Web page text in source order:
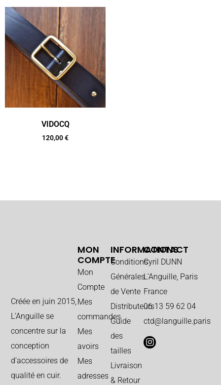
VIDOCQ
120,00€
Créée en juin 2015,
L’Anguille se
concentre sur la
conception
d’accessoires de
qualité en cuir.
INFORMATIONS
Conditions
Générales
de Vente
Distributeurs
Guide
des
tailles
Livraison
& Retour
MON
COMPTE
Mon
Compte
Mes
commandes
Mes
avoirs
Mes
adresses
CONTACT
Cyril DUNN
L’Anguille, Paris
France
06 13 59 62 04
ctd@languille.paris